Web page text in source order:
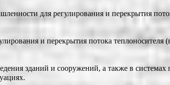
для регулирования и перекрытия
и перекрытия потока
зданий и сооружений, а также в